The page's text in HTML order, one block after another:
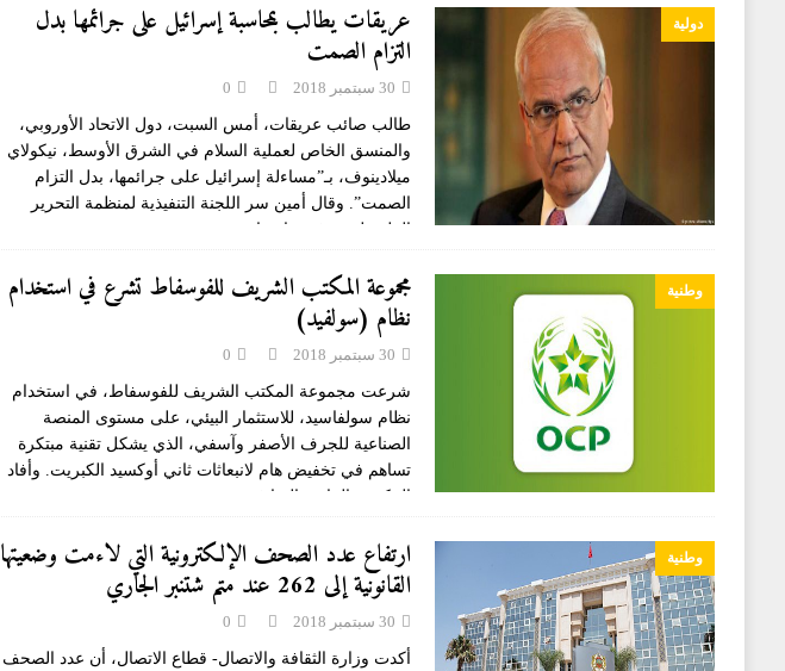
دولية عريقات يطالب بمحاسبة إسرائيل على جرائمها بدل
التزام الصمت
30 سبتمبر 2018 0
طالب صائب عريقات، أمس السبت، دول الاتحاد الأوروبي،
والمنسق الخاص لعملية السلام في الشرق الأوسط، نيكولاي
ميلادينوف، بـ”مساءلة إسرائيل على جرائمها، بدل التزام
الصمت”. وقال أمين سر اللجنة التنفيذية لمنظمة التحرير
الفلسطينية، في بيان، إن
وطنية مجموعة المكتب الشريف للفوسفاط تشرع في استخدام
نظام (سولفيد)
30 سبتمبر 2018 0
شرعت مجموعة المكتب الشريف للفوسفاط، في استخدام
نظام سولفاسيد، للاستثمار البيئي، على مستوى المنصة
الصناعية للجرف الأصفر وآسفي، الذي يشكل تقنية مبتكرة
تساهم في تخفيض هام لانبعاثات ثاني أوكسيد الكبريت. وأفاد
المكتب ،الرائد عالميا في
وطنية ارتفاع عدد الصحف الإلكترونية التي لاءمت وضعيتها
القانونية إلى 262 عند متم شتنبر الجاري
30 سبتمبر 2018 0
أكدت وزارة الثقافة والاتصال- قطاع الاتصال، أن عدد الصحف